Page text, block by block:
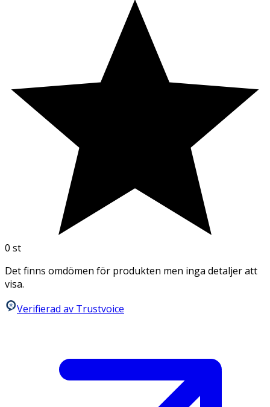
0 st
Det finns omdömen för produkten men inga detaljer att
visa.
Verifierad av Trustvoice